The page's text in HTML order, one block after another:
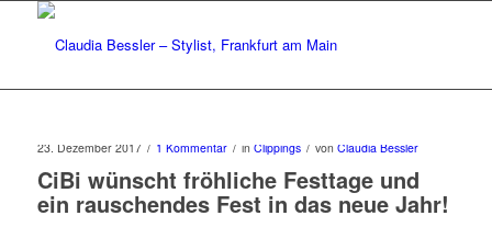
23. Dezember 2017 / 1 Kommentar / in Clippings / von Claudia Bessler
CiBi wünscht fröhliche Festtage und
ein rauschendes Fest in das neue Jahr!